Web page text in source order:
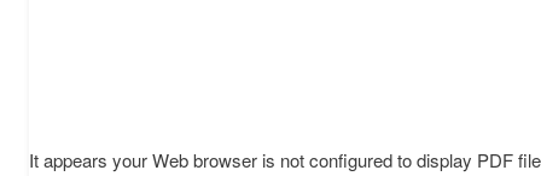
It appears your Web browser is not configured to display PDF